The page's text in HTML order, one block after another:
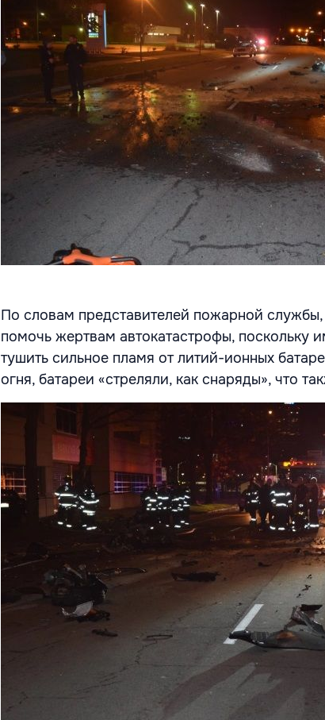
По словам представителей пожарной
помочь жертвам автокатастрофы, поскольку
тушить сильное пламя от литий-ионных
огня, батареи «стреляли, как снаряды», что